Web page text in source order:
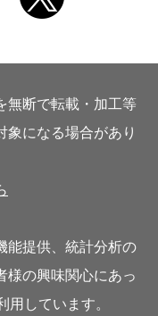
無断で転載・加工等
象になる場合があり
能提供、統計分析の
様の興味関心にあっ
しています。